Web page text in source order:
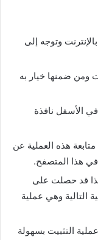
وتوجه إلى
ومن ضمنها خيار به
الأسفل نافذة
هذه العملية عن
هذا المتصفح.
قد حصلت على
التالية وهي عملية
التثبيت بسهولة